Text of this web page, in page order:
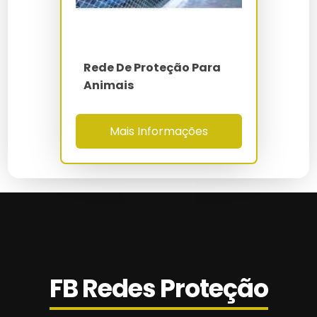
Valor Da Instalação De Tela De Proteção
Rede De Proteção Em São Caetano Do Sul
Rede De Proteção Escada Em Campinas
Rede De Proteção Esportiva
Rede De Proteção Metro
Rede De Proteção Para
Animais
Mais Informações
FB Redes Proteção